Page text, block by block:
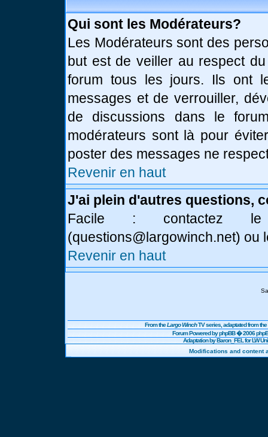
Qui sont les Modérateurs?
Les Modérateurs sont des
but est de veiller au respect
forum tous les jours. Ils ont
messages et de verrouiller,
de discussions dans le
modérateurs sont là pour
poster des messages ne
Revenir en haut
J'ai plein d'autres questions,
Facile : contactez
(questions@largowinch.net) ou
Revenir en haut
From theLargo WinchTV series, adaptated from
Forum Powered byphpBB� 2006
Adaptation by Baron_FEL for LW
Modifications and content